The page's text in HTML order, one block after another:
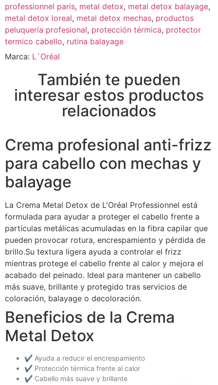
professionnel paris, metal detox, metal detox balayage,
metal detox loreal, metal detox mechas, productos
peluquería profesional, protección térmica, protector
termico cabello, rutina balayage
Marca: L´Oréal
También te pueden
interesar estos productos
relacionados
Crema profesional anti-frizz
para cabello con mechas y
balayage
La Crema Metal Detox de L'Oréal Professionnel está
formulada para ayudar a proteger el cabello frente a
partículas metálicas acumuladas en la fibra capilar que
pueden provocar rotura, encrespamiento y pérdida de
brillo.Su textura ligera ayuda a controlar el frizz
mientras protege el cabello frente al calor y mejora el
acabado del peinado. Ideal para mantener un cabello
más suave, brillante y protegido tras servicios de
coloración, balayage o decoloración.
Beneficios de la Crema
Metal Detox
✔ Ayuda a reducir el encrespamiento
✔ Protección térmica frente al calor
✔ Cabello más suave y brillante